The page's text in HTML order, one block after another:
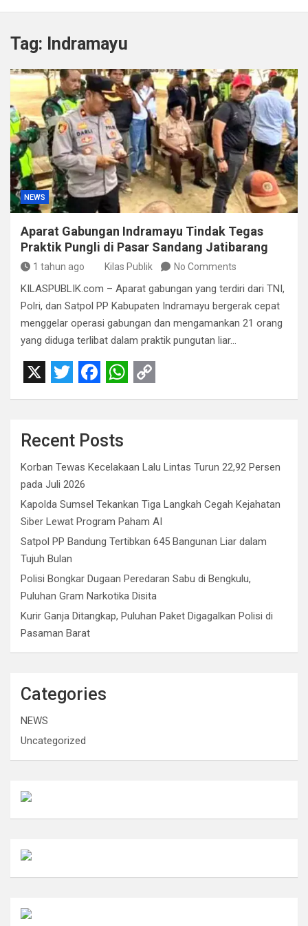
Kapolda Sumsel Tekankan Tiga Langkah Cegah
Satpol PP Bandung Tertibkan 645 Bangunan Liar dalam
Polisi Bongkar Dugaan Peredaran Sabu di Bengkulu,
Puluhan Gram Narkotika Disita
Kurir Ganja Ditangkap, Puluhan Paket Digagalkan Polisi
di Pasaman Barat
Tag: Indramayu
NEWS
Aparat Gabungan Indramayu Tindak Tegas
Praktik Pungli di Pasar Sandang Jatibarang
1 tahun ago Kilas Publik No Comments
KILASPUBLIK.com – Aparat gabungan yang terdiri dari TNI,
Polri, dan Satpol PP Kabupaten Indramayu bergerak cepat
menggelar operasi gabungan dan mengamankan 21 orang
yang diduga terlibat dalam praktik pungutan liar…
X T
i
t
t
e
r
F
c
e
b
o
o
k
W
a
t
A
p
p
C
y
i
n
k
Recent Posts
Korban Tewas Kecelakaan Lalu Lintas Turun 22,92 Persen
pada Juli 2026
Kapolda Sumsel Tekankan Tiga Langkah Cegah Kejahatan
Siber Lewat Program Paham AI
Satpol PP Bandung Tertibkan 645 Bangunan Liar dalam
Tujuh Bulan
Polisi Bongkar Dugaan Peredaran Sabu di Bengkulu,
Puluhan Gram Narkotika Disita
Kurir Ganja Ditangkap, Puluhan Paket Digagalkan Polisi di
Pasaman Barat
Categories
NEWS
Uncategorized